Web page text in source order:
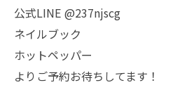
公式LINE @237njscg
ネイルブック
ホットペッパー
よりご予約お待ちしてます！